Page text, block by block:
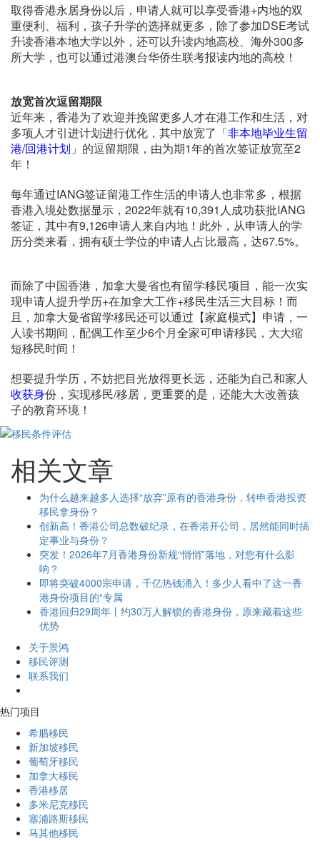
取得香港永居身份以后，申请人就可以享受香港+内地的双
重便利、福利，孩子升学的选择就更多，除了参加DSE考试
升读香港本地大学以外，还可以升读内地高校、海外300多
所大学，也可以通过港澳台华侨生联考报读内地的高校！
放宽首次逗留期限
近年来，香港为了欢迎并挽留更多人才在港工作和生活，对
多项人才引进计划进行优化，其中放宽了「非本地毕业生留
港/回港计划 」的逗留期限，由为期1年的首次签证放宽至2
年！
每年通过IANG签证留港工作生活的申请人也非常多，根据
香港入境处数据显示，2022年就有10,391人成功获批IANG
签证，其中有9,126申请人来自内地！此外，从申请人的学
历分类来看，拥有硕士学位的申请人占比最高，达67.5%。
而除了中国香港，加拿大曼省也有留学移民项目，能一次实
现申请人提升学历+在加拿大工作+移民生活三大目标！而
且，加拿大曼省留学移民还可以通过【家庭模式】申请，一
人读书期间，配偶工作至少6个月全家可申请移民，大大缩
短移民时间！
想要提升学历，不妨把目光放得更长远，还能为自己和家人
收获身份，实现移民/移居，更重要的是，还能大大改善孩
子的教育环境！
相关文章
为什么越来越多人选择“放弃”原有的香港身份，转申香港投资
移民拿身份？
创新高！香港公司总数破纪录，在香港开公司，居然能同时搞
定事业与身份？
突发！2026年7月香港身份新规“悄悄”落地，对您有什么影
响？
即将突破4000宗申请，千亿热钱涌入！多少人看中了这一香
港身份项目的“专属
香港回归29周年丨约30万人解锁的香港身份，原来藏着这些
优势
关于景鸿
移民评测
联系我们
热门项目
希腊移民
新加坡移民
葡萄牙移民
加拿大移民
香港移居
多米尼克移民
塞浦路斯移民
马其他移民